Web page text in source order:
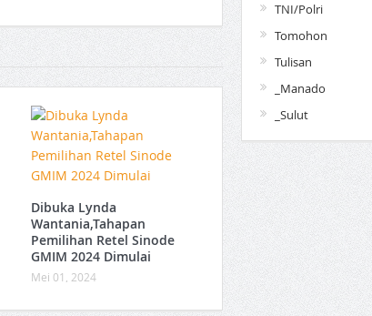
Dibuka Lynda
Wantania,Tahapan
Pemilihan Retel Sinode
GMIM 2024 Dimulai
Mei 01, 2024
TNI/Polri
Tomohon
Tulisan
_Manado
_Sulut